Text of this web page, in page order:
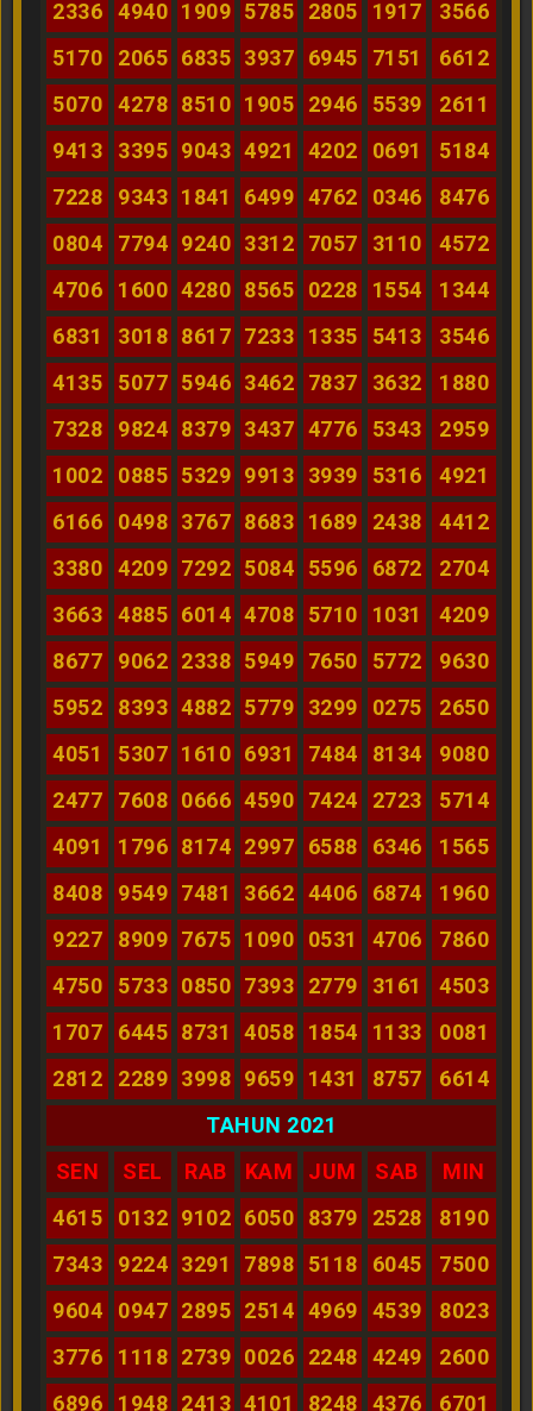
2336 4940 1909 5785 2805 1917
3566
5170
2065 6835 3937 6945 7151
6612
5070
4278 8510 1905 2946 5539
2611
9413
3395 9043 4921 4202 0691
5184
7228
9343 1841 6499 4762 0346
8476
0804
7794 9240 3312 7057 3110
4572
4706
1600 4280 8565 0228 1554
1344
6831
3018 8617 7233 1335 5413
3546
4135
5077 5946 3462 7837 3632
1880
7328
9824 8379 3437 4776 5343
2959
1002
0885 5329 9913 3939 5316
4921
6166
0498 3767 8683 1689 2438
4412
3380
4209 7292 5084 5596 6872
2704
3663
4885 6014 4708 5710 1031
4209
8677
9062 2338 5949 7650 5772
9630
5952
8393 4882 5779 3299 0275
2650
4051
5307 1610 6931 7484 8134
9080
2477
7608 0666 4590 7424 2723
5714
4091
1796 8174 2997 6588 6346
1565
8408
9549 7481 3662 4406 6874
1960
9227
8909 7675 1090 0531 4706
7860
4750
5733 0850 7393 2779 3161
4503
1707
6445 8731 4058 1854 1133
0081
2812
2289 3998 9659 1431 8757
6614
TAHUN 2021
SEN
SEL RAB KAM JUM SAB
MIN
4615
0132 9102 6050 8379 2528
8190
7343
9224 3291 7898 5118 6045
7500
9604
0947 2895 2514 4969 4539
8023
3776
1118 2739 0026 2248 4249
2600
6896
1948 2413 4101 8248 4376
6701